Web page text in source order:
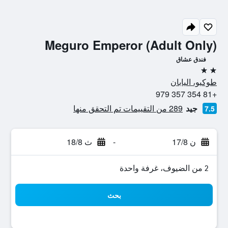
Meguro Emperor (Adult Only)
فندق عشاق
2 نجمتين
طوكيو، اليابان
+81 354 357 979
7.5 جيد 289 من التقييمات تم التحقق منها
ن 17/8 - ث 18/8
2 من الضيوف، غرفة واحدة
بحث